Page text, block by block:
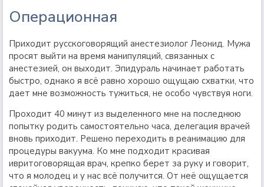
Операционная
Приходит русскоговорящий анестезиолог Леонид. Мужа
просят выйти на время манипуляций, связанных с
анестезией, он выходит. Эпидураль начинает работать
быстро, однако я всё равно хорошо ощущаю схватки, что
дает мне возможность тужиться, не особо чувствуя ноги.
Проходит 40 минут из выделенного мне на последнюю
попытку родить самостоятельно часа, делегация врачей
вновь приходит. Решено переходить в реанимацию для
процедуры вакуума. Ко мне подходит красивая
ивритоговорящая врач, крепко берет за руку и говорит,
что я молодец и у нас всё получится. От неё ощущается